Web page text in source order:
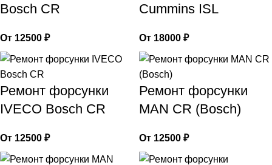
Bosch CR
12500 ₽
Cummins ISL
18000 ₽
Ремонт форсунки
IVECO Bosch CR
12500 ₽
Ремонт форсунки
MAN CR (Bosch)
12500 ₽